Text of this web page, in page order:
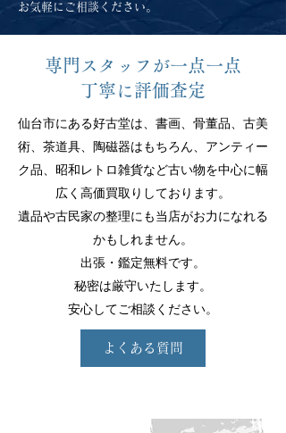
お気軽にご相談ください。
専門スタッフが一点一点
丁寧に評価査定
仙台市にある好古堂は、書画、骨董品、古美
術、茶道具、陶磁器はもちろん、アンティー
ク品、昭和レトロ雑貨など古い物を中心に幅
広く高価買取りしております。
遺品や古民家の整理にも当店がお力になれる
かもしれません。
出張・鑑定無料です。
秘密は厳守いたします。
安心してご相談ください。
よくある質問